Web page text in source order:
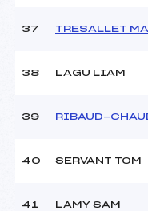
37 TRESALLET
38 LAGU LIAM
39 RIBAUD-
40 SERVANT TOM
41 LAMY SAM